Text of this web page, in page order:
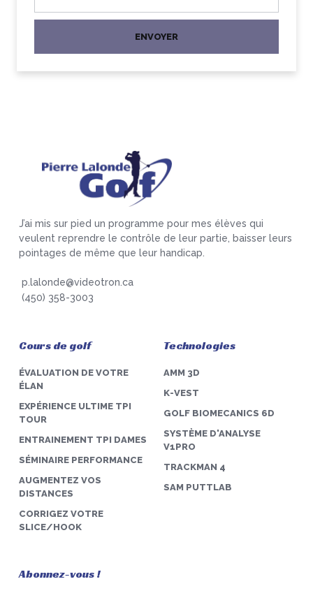
ENVOYER
J’ai mis sur pied un programme pour mes élèves qui
veulent reprendre le contrôle de leur partie, baisser leurs
pointages de même que leur handicap.
p.lalonde@videotron.ca
(450) 358-3003
Cours de golf
ÉVALUATION DE VOTRE
ÉLAN
EXPÉRIENCE ULTIME TPI
TOUR
ENTRAINEMENT TPI DAMES
SÉMINAIRE PERFORMANCE
AUGMENTEZ VOS
DISTANCES
CORRIGEZ VOTRE
SLICE/HOOK
Technologies
AMM 3D
K-VEST
GOLF BIOMECANICS 6D
SYSTÈME D'ANALYSE
V1PRO
TRACKMAN 4
SAM PUTTLAB
Abonnez-vous !